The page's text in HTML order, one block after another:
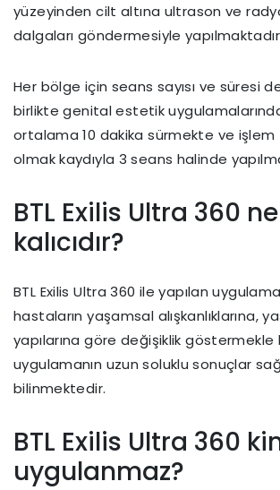
yüzeyinden cilt altına ultrason ve
dalgaları göndermesiyle
Her bölge için seans sayısı ve süresi
birlikte genital estetik
ortalama 10 dakika sürmekte ve işlem
olmak kaydıyla 3 seans halinde
BTL Exilis Ultra 360
kalıcıdır?
BTL Exilis Ultra 360 ile yapılan
hastaların yaşamsal alışkanlıklarına,
yapılarına göre değişiklik göstermekle
uygulamanın uzun soluklu sonuçlar
bilinmektedir.
BTL Exilis Ultra 360
uygulanmaz?